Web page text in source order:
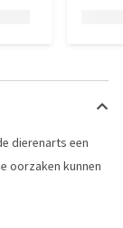
dierenarts een
oorzaken kunnen